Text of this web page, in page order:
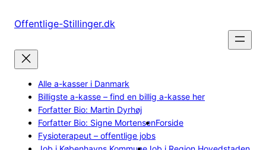
Offentlige-Stillinger.dk
Alle a-kasser i Danmark
Billigste a-kasse – find en billig a-kasse her
Forfatter Bio: Martin Dyrhøj
Forfatter Bio: Signe MortensenForside
Fysioterapeut – offentlige jobs